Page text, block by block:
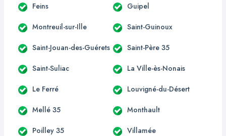
Feins Guipel
Montreuil-sur-Ille Saint-Guinoux
Saint-Jouan-des-Guérets Saint-Père 35
Saint-Suliac La Ville-ès-Nonais
Le Ferré Louvigné-du-Désert
Mellé 35 Monthault
Poilley 35 Villamée